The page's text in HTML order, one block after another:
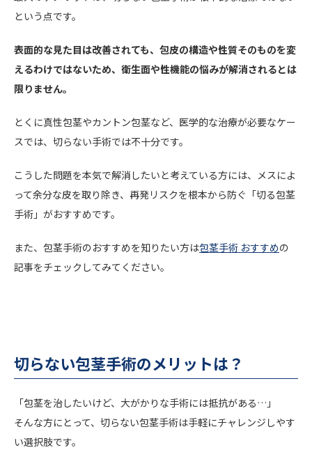
という点です。
表面的な見た目は改善されても、包皮の構造や性質そのものを変
えるわけではないため、衛生面や性機能の悩みが解消されるとは
限りません。
とくに真性包茎やカントン包茎など、医学的な治療が必要なケー
スでは、切らない手術では不十分です。
こうした問題を本気で解消したいと考えている方には、メスによ
って余分な皮を取り除き、再発リスクを根本から防ぐ「切る包茎
手術」がおすすめです。
また、包茎手術のおすすめを知りたい方は包茎手術 おすすめの
記事をチェックしてみてください。
切らない包茎手術のメリットは？
「包茎を治したいけど、大がかりな手術には抵抗がある…」
そんな方にとって、切らない包茎手術は手軽にチャレンジしやす
い選択肢です。